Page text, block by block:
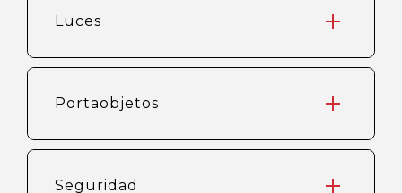
Luces
Portaobjetos
Seguridad